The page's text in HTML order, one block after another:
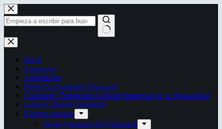
Saltar
al
contenido
Sin
resultados
Inicio
Contactos
Autoridades
Fiesta Nacional del Chamamé
Chamamé: Patrimonio Cultural Inmaterial de la Humanidad
Censo Cultural Correntino
Eventos anuales
Fiesta Nacional del Chamamé